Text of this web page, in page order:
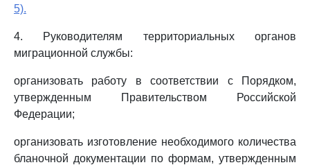
5).
4. Руководителям территориальных органов
миграционной службы:
организовать работу в соответствии с Порядком,
утвержденным Правительством Российской
Федерации;
организовать изготовление необходимого количества
бланочной документации по формам, утвержденным